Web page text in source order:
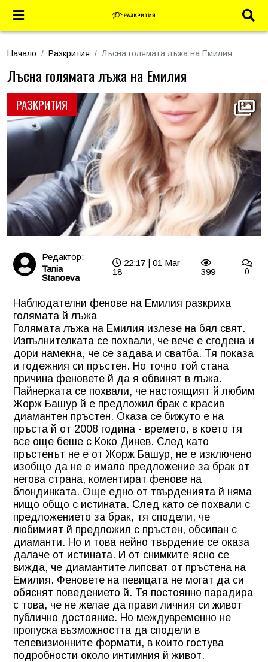
Начало Разкрития Лъсна голямата лъжа на Емилия
РАЗКРИТИЯ
Лъсна голямата лъжа на Емилия
Редактор:
Tania
Stanoeva
22:17 | 01 Mar
18
399 0
Наблюдателни фенове на Емилия разкриха
голямата й лъжа
Голямата лъжа на Емилия излезе на бял свят.
Изпълнителката се похвали, че вече е сгодена и
дори намекна, че се задава и сватба. Тя показа
и годежния си пръстен. Но точно той стана
причина феновете й да я обвинят в лъжа.
Пайнерката се похвали, че настоящият й любим
Жорж Башур й е предложил брак с красив
диамантен пръстен. Оказа се бижуто е на
пръста й от 2008 година - времето, в което тя
все още беше с Коко Динев. След като
пръстенът не е от Жорж Башур, не е изключено
изобщо да не е имало предложение за брак от
негова страна, коментират фенове на
блондинката. Още едно от твърденията й няма
нищо общо с истината. След като се похвали с
предложението за брак, тя сподели, че
любимият й предложил с пръстен, обсипан с
диаманти. Но и това нейно твърдение се оказа
далаче от истината. И от снимките ясно се
вижда, че диамантите липсват от пръстена на
Емилия. Феновете на певицата не могат да си
обяснят поведението й. Тя постоянно парадира
с това, че не желае да прави личния си живот
публично достояние. Но междувременно не
пропуска възможността да сподели в
телевизионните формати, в които гостува
подробности около интимния й живот.